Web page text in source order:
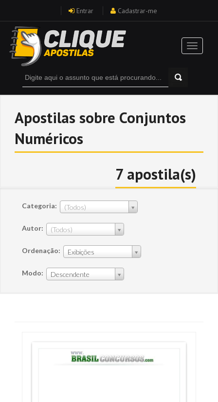
Entrar Cadastrar-me
Apostilas sobre Conjuntos
Numéricos
7 apostila(s)
Categoria: (Todos)
Autor: (Todos)
Ordenação: Exibições
Modo: Descendente